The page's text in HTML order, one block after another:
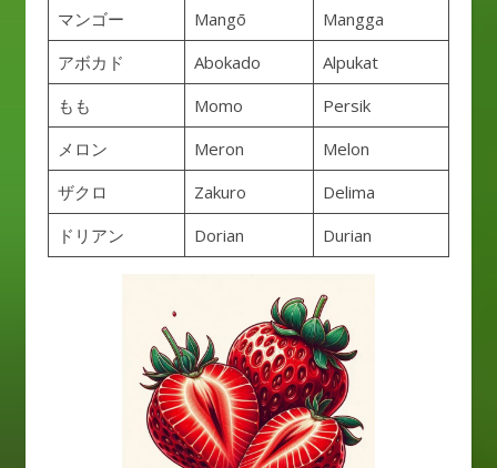
マンゴー
Mangō
Mangga
アボカド
Abokado
Alpukat
もも
Momo
Persik
メロン
Meron
Melon
ザクロ
Zakuro
Delima
ドリアン
Dorian Durian